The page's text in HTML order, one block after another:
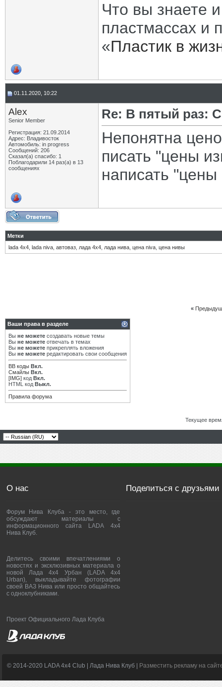
Что вы знаете
пластмассах и
«Пластик в
01.11.2020, 10:22
Alex
Senior Member
Регистрация: 21.09.2014
Адрес: Владивосток
Автомобиль: in progress
Сообщений: 206
Сказал(а) спасибо: 1
Поблагодарили 14 раз(а) в 13
сообщениях
Re: В пятый раз:
Непонятна
писать "цены
написать
Метки
lada 4х4 lada niva автоваз лада 4х4 лада нива цена niva цена нивы
«
Ваши права в разделе
Вы не можете создавать новые темы
Вы не можете отвечать в темах
Вы не можете прикреплять вложения
Вы не можете редактировать свои сообщения
BB коды Вкл.
Смайлы Вкл.
[IMG] код Вкл.
HTML код Выкл.
Правила форума
Текущее
О нас
Форум Нива Клуба - это место, где
обсуждают материалы с
информационного сайта LADA 4x4
Нива Клуб.
Делитесь своими впечатлениями о
новостях и эксклюзивных материала о
новой Лада 4х4 Урбан (LADA 4x4
Urban), выкладывайте фотографии
своей ВАЗ Нива или просто общайтесь
с одноклубниками.
Проект Официального Лада Клуба
Поделиться с друзьями
© 2014-2020 LADA 4x4 Club | Лада Нива Клуб | Разместить рекламу на